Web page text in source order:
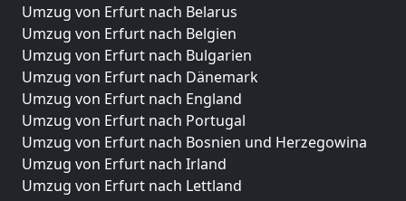
Umzug von Erfurt nach Belarus
Umzug von Erfurt nach Belgien
Umzug von Erfurt nach Bulgarien
Umzug von Erfurt nach Dänemark
Umzug von Erfurt nach England
Umzug von Erfurt nach Portugal
Umzug von Erfurt nach Bosnien und Herzegowina
Umzug von Erfurt nach Irland
Umzug von Erfurt nach Lettland